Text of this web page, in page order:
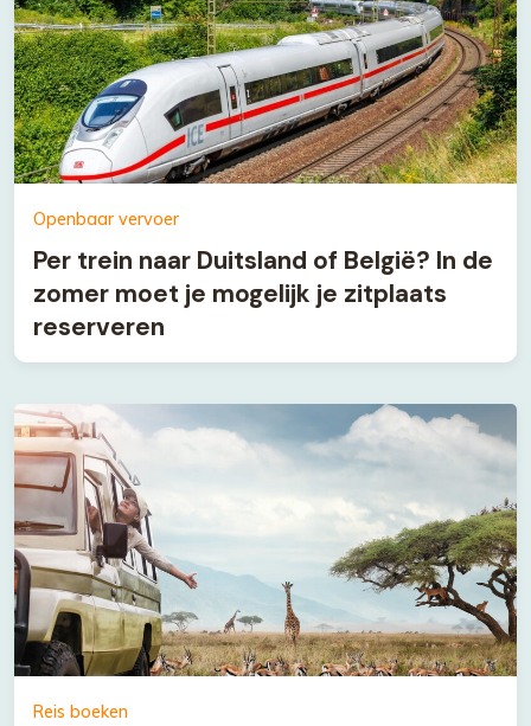
Openbaar vervoer
Per trein naar Duitsland of België? In de
zomer moet je mogelijk je zitplaats
reserveren
Reis boeken